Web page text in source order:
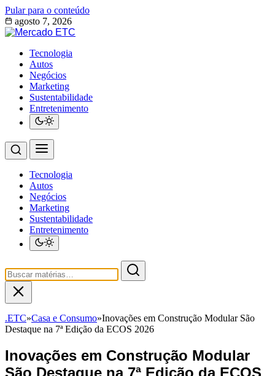
Pular para o conteúdo
agosto 7, 2026
Tecnologia
Autos
Negócios
Marketing
Sustentabilidade
Entretenimento
Tecnologia
Autos
Negócios
Marketing
Sustentabilidade
Entretenimento
.ETC»Casa e Consumo»Inovações em Construção Modular São
Destaque na 7ª Edição da ECOS 2026
Inovações em Construção Modular
São Destaque na 7ª Edição da ECOS